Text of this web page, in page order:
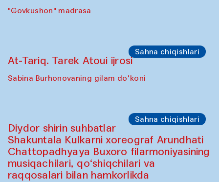
"Govkushon" madrasa
Sahna chiqishlari
At-Tariq. Tarek Atoui ijrosi
Sabina Burhonovaning gilam do'koni
Sahna chiqishlari
Diydor shirin suhbatlar
Shakuntala Kulkarni xoreograf Arundhati
Chattopadhyaya Buxoro filarmoniyasining
musiqachilari, qo‘shiqchilari va
raqqosalari bilan hamkorlikda